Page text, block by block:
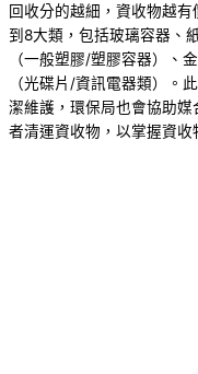
回收分的越細，資收物越
到8大類，包括玻璃容器、
（一般塑膠/塑膠容器）、
（光碟片/資訊電器類）。
潔維護，環保局也會協助
者清運資收物，以掌握資收